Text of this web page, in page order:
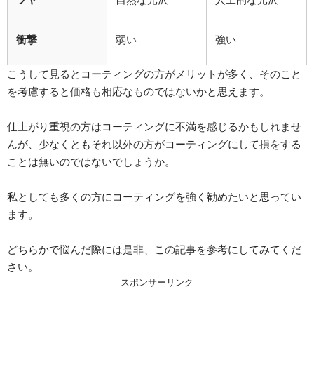
衝撃 弱い 強い
こうして見るとコーティングの方がメリットが多く、そのこと
を考慮すると価格も相応なものではないかと思えます。
仕上がり重視の方はコーティングに不満を感じるかもしれませ
んが、少なくともそれ以外の方がコーティングにして損をする
ことは無いのではないでしょうか。
私としても多くの方にコーティングを強く勧めたいと思ってい
ます。
どちらかで悩んだ際には是非、この記事を参考にしてみてくだ
さい。
スポンサーリンク